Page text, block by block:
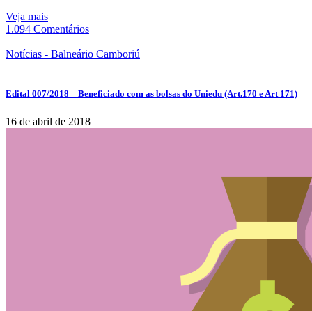
Veja mais
1.094 Comentários
Notícias - Balneário Camboriú
Edital 007/2018 – Beneficiado com as bolsas do Uniedu (Art.170 e Art 171)
16 de abril de 2018